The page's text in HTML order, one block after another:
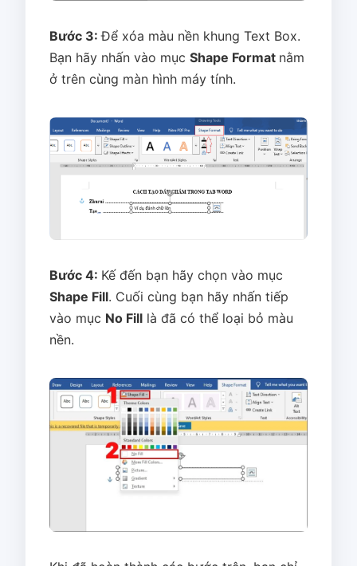
Bước 3:Để xóa màu nền khung Text Box.
Bạn hãy nhấn vào mục Shape Format nằm
ở trên cùng màn hình máy tính.
Bước 4: Kế đến bạn hãy chọn vào mục
Shape Fill. Cuối cùng bạn hãy nhấn tiếp
vào mục No Fill là đã có thể loại bỏ màu
nền.